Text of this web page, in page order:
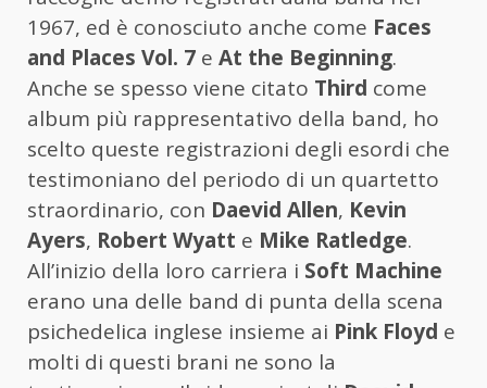
1967, ed è conosciuto anche come Faces
and Places Vol. 7 e At the Beginning.
Anche se spesso viene citato Third come
album più rappresentativo della band, ho
scelto queste registrazioni degli esordi che
testimoniano del periodo di un quartetto
straordinario, con Daevid Allen, Kevin
Ayers, Robert Wyatt e Mike Ratledge.
All’inizio della loro carriera i Soft Machine
erano una delle band di punta della scena
psichedelica inglese insieme ai Pink Floyd e
molti di questi brani ne sono la